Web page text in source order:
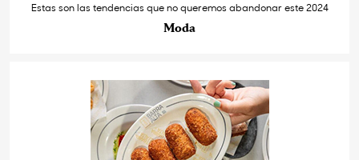
Estas son las tendencias que no queremos abandonar este 2024
Moda